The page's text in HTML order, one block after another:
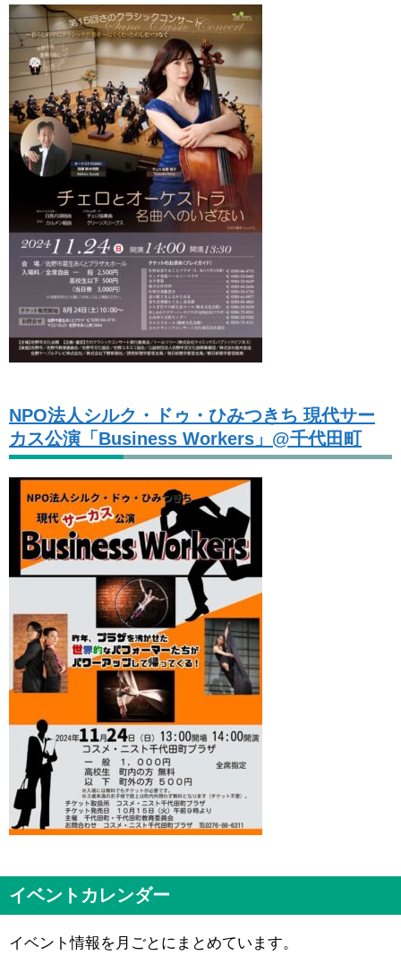
NPO法人シルク・ドゥ・ひみつきち 現代サー
カス公演「Business Workers」@千代田町
イベントカレンダー
イベント情報を月ごとにまとめています。